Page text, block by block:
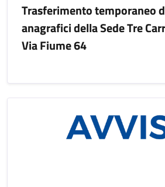
Trasferimento temporaneo
anagrafici della Sede Tre
Via Fiume 64